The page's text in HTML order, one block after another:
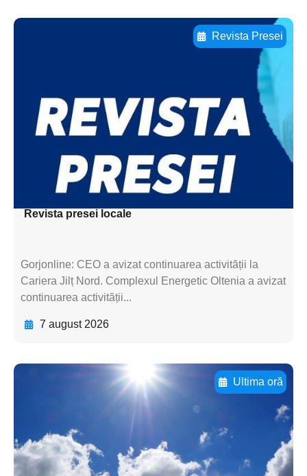
Revista Presei
Adaugă aici textul pentru
textul pentru
subtitluAdaugă aici
subtitluAdaugă aici
textul pentru subti
Revista presei locale
Gorjonline: CEO a avizat continuarea activității la
Cariera Jilț Nord. Complexul Energetic Oltenia a avizat
continuarea activității...
7 august 2026
Ultima oră
Adaugă aici textul pentru
subtitluAdaugă aici
textul pentru
subtitluAdaugă aici